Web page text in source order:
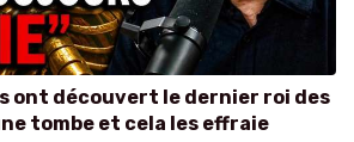
ont découvert le dernier roi des
tombe et cela les effraie